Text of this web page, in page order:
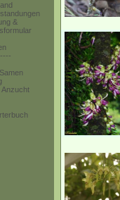
&
Anzucht